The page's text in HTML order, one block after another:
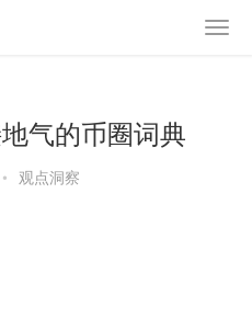
气的币圈词典
• 观点洞察